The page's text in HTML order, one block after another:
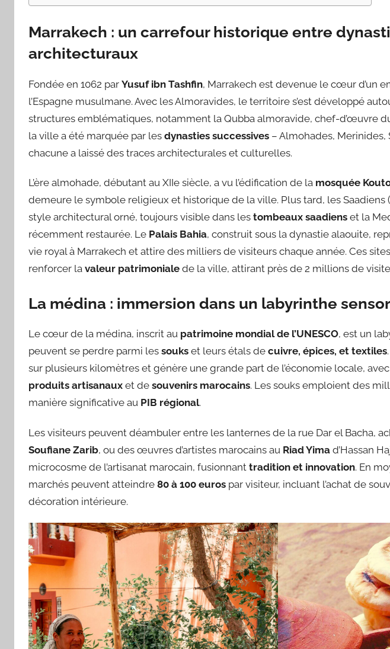
Marrakech : un carrefour historique entre
architecturaux
Fondée en 1062 par Yusuf ibn Tashfin, Marrakech est devenue le cœur d’un
l’Espagne musulmane. Avec les Almoravides, le territoire s’est développé
structures emblématiques, notamment la Qubba almoravide, chef-d’œuvre
la ville a été marquée par les dynasties successives – Almohades, Merinides,
chacune a laissé des traces architecturales et culturelles.
L’ère almohade, débutant au XIIe siècle, a vu l’édification de la mosquée
demeure le symbole religieux et historique de la ville. Plus tard, les Saadiens
style architectural orné, toujours visible dans les tombeaux saadiens et la
récemment restaurée. Le Palais Bahia, construit sous la dynastie alaouite,
vie royal à Marrakech et attire des milliers de visiteurs chaque année. Ces
renforcer la valeur patrimoniale de la ville, attirant près de 2 millions de
La médina : immersion dans un labyrinthe
Le cœur de la médina, inscrit au patrimoine mondial de l’UNESCO, est un
peuvent se perdre parmi les souks et leurs étals de cuivre, épices, et textiles
sur plusieurs kilomètres et génère une grande part de l’économie locale,
produits artisanaux et de souvenirs marocains. Les souks emploient des
manière significative au PIB régional.
Les visiteurs peuvent déambuler entre les lanternes de la rue Dar el Bacha,
Soufiane Zarib, ou des œuvres d’artistes marocains au Riad Yima d’Hassan
microcosme de l’artisanat marocain, fusionnant tradition et innovation. En
marchés peuvent atteindre 80 à 100 euros par visiteur, incluant l’achat de
décoration intérieure.